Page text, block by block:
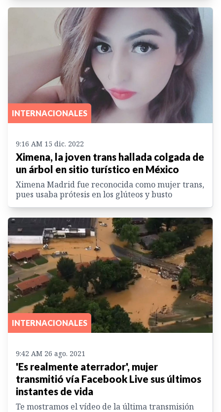
INTERNACIONALES
9:16 AM 15 dic. 2022
Ximena, la joven trans hallada colgada de
un árbol en sitio turístico en México
Ximena Madrid fue reconocida como mujer trans,
pues usaba prótesis en los glúteos y busto
INTERNACIONALES
9:42 AM 26 ago. 2021
'Es realmente aterrador', mujer
transmitió vía Facebook Live sus últimos
instantes de vida
Te mostramos el vídeo de la última transmisión